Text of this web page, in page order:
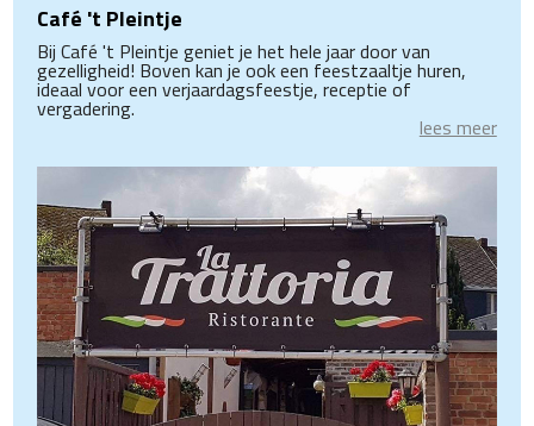
Café 't Pleintje
Bij Café 't Pleintje geniet je het hele jaar door van
gezelligheid! Boven kan je ook een feestzaaltje huren,
ideaal voor een verjaardagsfeestje, receptie of
vergadering.
lees meer